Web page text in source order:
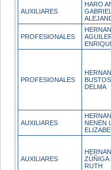
AUXILIARES
HARO
GABRIEL
PROFESIONALES
PROFESIONALES
DELMA
AUXILIARES
NENEN
AUXILIARES
ZÚÑIGA
RUTH